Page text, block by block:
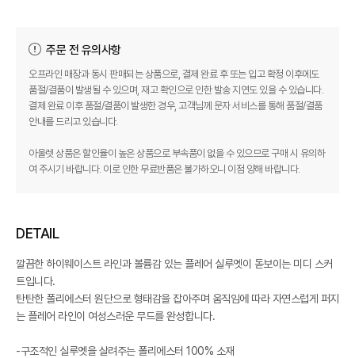
주문 전 유의사항
오프라인 매장과 동시 판매되는 상품으로, 결제 완료 후 또는 입고 확정 이후에도
품절/결품이 발생될 수 있으며, 재고 확인으로 인한 발송 지연도 있을 수 있습니다.
결제 완료 이후 품절/결품이 발생한 경우, 고객님께 문자 서비스를 통해 품절/결품
안내를 드리고 있습니다.
아울렛 상품은 할인율이 높은 상품으로 부속품이 없을 수 있으므로 구매 시 유의하
여 주시기 바랍니다. 이로 인한 무료반품은 불가하오니 이점 양해 바랍니다.
DETAIL
깔끔한 하이웨이스트 라인과 볼륨감 있는 플레어 실루엣이 돋보이는 미디 스커
트입니다.
탄탄한 폴리에스터 원단으로 형태감을 잡아주며 움직임에 따라 자연스럽게 퍼지
는 플레어 라인이 여성스러운 무드를 완성합니다.
-구조적인 실루엣을 살려주는 폴리에스터 100% 소재